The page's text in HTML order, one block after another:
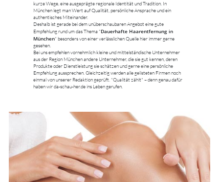
kurze Wege, eine ausgeprägte regionale Identität und Tradition. In
München legt man Wert auf Qualität, persönliche Ansprache und ein
authentisches Miteinander.
Deshalb ist gerade bei dem unüberschaubaren Angebot eine gute
Empfehlung rund um das Thema "Dauerhafte Haarentfernung in
München" besonders von einer verlässlichen Quelle hier immer gerne
gesehen.
Bei uns empfehlen vornehmlich kleine und mittelständische Unternehmer
aus der Region München andere Unternehmer, die sie gut kennen, deren
Produkte oder Dienstleistung sie schätzen und gerne eine persönliche
Empfehlung aussprechen. Gleichzeitig werden alle gelisteten Firmen noch
einmal von unserer Redaktion geprüft. "Qualität zählt" – denn genau dafür
haben wir da-schau-her.de ins Leben gerufen.